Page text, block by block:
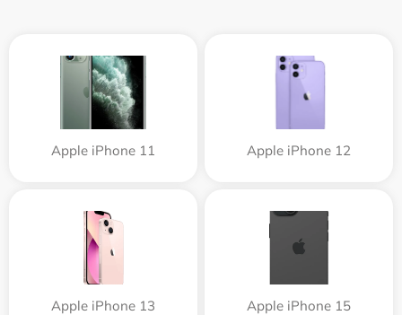
Apple iPhone 11 Apple iPhone 12
Apple iPhone 13 Apple iPhone 15